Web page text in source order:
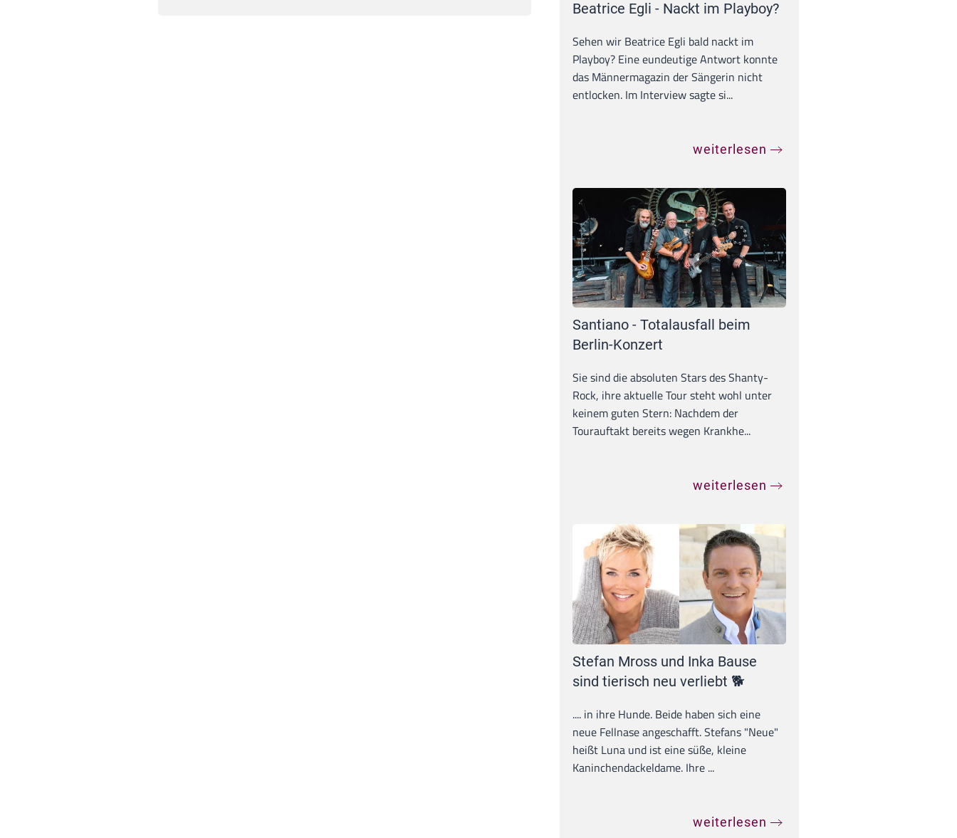
Beatrice Egli - Nackt im Playboy?
Sehen wir Beatrice Egli bald nackt im
Playboy? Eine eundeutige Antwort konnte
das Männermagazin der Sängerin nicht
entlocken. Im Interview sagte si...
weiterlesen
Santiano - Totalausfall beim
Berlin-Konzert
Sie sind die absoluten Stars des Shanty-
Rock, ihre aktuelle Tour steht wohl unter
keinem guten Stern: Nachdem der
Tourauftakt bereits wegen Krankhe...
weiterlesen
Stefan Mross und Inka Bause
sind tierisch neu verliebt 🐕
.... in ihre Hunde. Beide haben sich eine
neue Fellnase angeschafft. Stefans "Neue"
heißt Luna und ist eine süße, kleine
Kaninchendackeldame. Ihre ...
weiterlesen